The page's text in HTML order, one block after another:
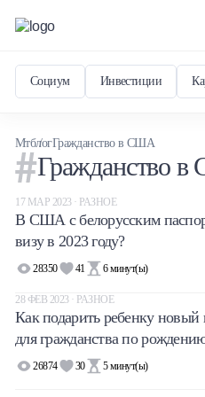
Социум Инвестиции
МтблогГражданство в США
Гражданство
17 МАР 2023 · РАЗНОЕ
В США с белорусским
визу в 2023 году?
28350 41 6минут(ы)
28 ФЕВ 2023 · РАЗНОЕ
Как подарить ребенку новый
для гражданства по
26874 30 5минут(ы)